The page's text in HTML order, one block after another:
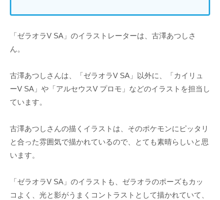
「ゼラオラV SA」のイラストレーターは、古澤あつしさ
ん。
古澤あつしさんは、「ゼラオラV SA」以外に、「カイリュ
ーV SA」や「アルセウスV プロモ」などのイラストを担当し
ています。
古澤あつしさんの描くイラストは、そのポケモンにピッタリ
と合った雰囲気で描かれているので、とても素晴らしいと思
います。
「ゼラオラV SA」のイラストも、ゼラオラのポーズもカッ
コよく、光と影がうまくコントラストとして描かれていて、